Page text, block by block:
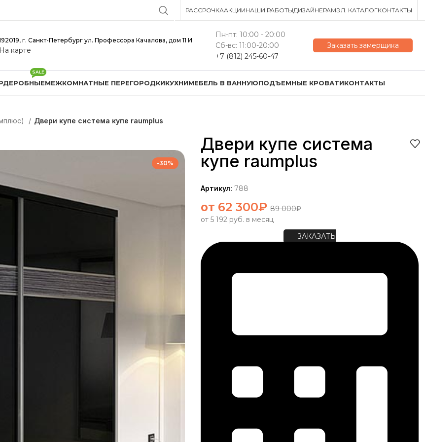
РАССРОЧКААКЦИИНАШИ РАБОТЫДИЗАЙНЕРАМЭЛ. КАТАЛОГКОНТАКТЫ
г. Санкт-Петербург ул. Профессора Качалова, дом 11 И
На карте
Пн-пт: 10:00 - 20:00
Сб-вс: 11:00-20:00
+7 (812) 245-60-47
Заказать замерщика
SALE
МЕЖКОМНАТНЫЕ ПЕРЕГОРОДКИКУХНИМЕБЕЛЬ В ВАННУЮПОДЪЕМНЫЕ КРОВАТИКОНТАКТЫ
Двери купе система купе raumplus
-30%
Двери купе система
купе raumplus
Артикул: 788
от 62 300₽ 89 000₽
от 5 192 руб. в месяц
ЗАКАЗАТЬ